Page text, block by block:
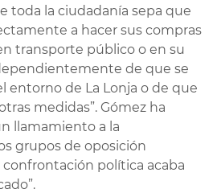
toda la ciudadanía sepa que
a hacer sus compras
transporte público o en su
de que se
entorno de La Lonja o de que
medidas”. Gómez ha
llamamiento a la
grupos de oposición
política acaba